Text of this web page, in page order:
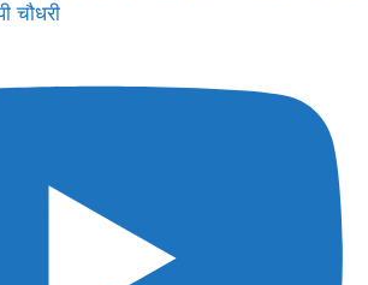
चौधरी